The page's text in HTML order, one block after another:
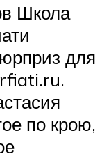
Школа
для
по крою,